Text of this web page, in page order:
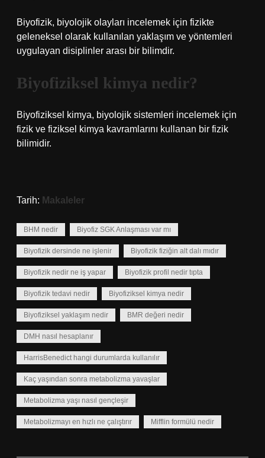
Biyofizik, biyolojik olayları incelemek için fizikte
geleneksel olarak kullanılan yaklaşım ve yöntemleri
uygulayan disiplinler arası bir bilimdir.
Biyofiziksel kimya nedir?
Biyofiziksel kimya, biyolojik sistemleri incelemek için
fizik ve fiziksel kimya kavramlarını kullanan bir fizik
bilimidir.
Tarih: Makaleler
BHM nedir Biyofiz SGK Anlaşması var mı
Biyofizik dersinde ne işlenir Biyofizik fiziğin alt dalı mıdır
Biyofizik nedir ne iş yapar Biyofizik profil nedir tıpta
Biyofizik tedavi nedir Biyofiziksel kimya nedir
Biyofiziksel yaklaşım nedir BMR değeri nedir
DMH nasıl hesaplanır
HarrisBenedict hangi durumlarda kullanılır
Kaç yaşından sonra metabolizma yavaşlar
Metabolizma yaşı nasıl gençleşir
Metabolizmayı en hızlı ne çalıştırır Mifflin formülü nedir